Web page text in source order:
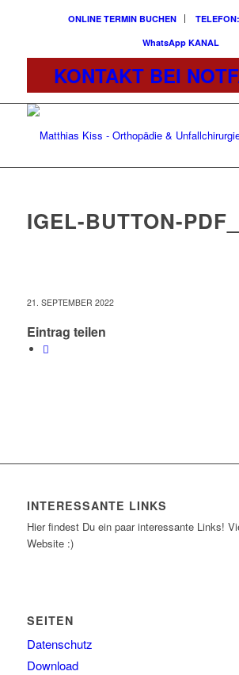
ONLINE TERMIN BUCHEN
WhatsApp KANAL
KONTAKT BEI
IGEL-BUTTON-
21. SEPTEMBER 2022
Eintrag teilen
INTERESSANTE LINKS
Hier findest Du ein paar interessante Links!
Website :)
SEITEN
Datenschutz
Download